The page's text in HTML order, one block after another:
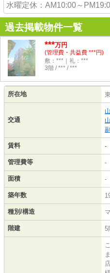
水曜定休：AM10:00～
過去掲載物件一覧
***万円
(管理費・共益費 ***円)
敷：***｜礼：***
3階 / *** / ***
所在地
交通
賃料 -
管理費等 -
面積 -
築年数
種別/構造
階建 5